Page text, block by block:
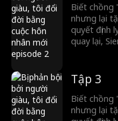
Biết chồng
nhưng lại
quyết định
quay lại,
Tập 3
Biết chồng
nhưng lại